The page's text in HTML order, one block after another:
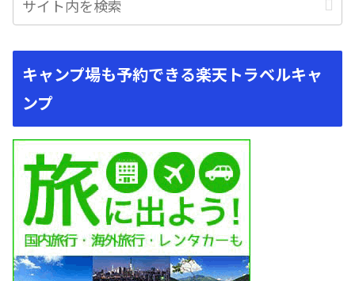
キャンプ場も予約できる楽天トラベルキャ
ンプ